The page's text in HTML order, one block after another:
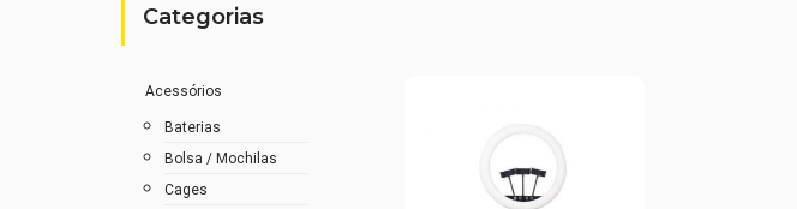
Categorias
Acessórios
Baterias
Bolsa / Mochilas
Cages